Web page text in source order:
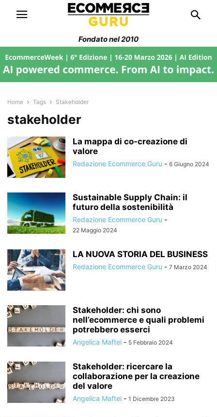
Fondato nel 2010
Home Tags Stakeholder
stakeholder
La mappa di co-creazione di
valore
Redazione Ecommerce Guru - 6 Giugno 2024
Sustainable Supply Chain: il
futuro della sostenibilità
Redazione Ecommerce Guru -
22 Maggio 2024
LA NUOVA STORIA DEL BUSINESS
Redazione Ecommerce Guru - 7 Marzo 2024
Stakeholder: chi sono
nell’ecommerce e quali problemi
potrebbero esserci
Angelica Maftei - 5 Febbraio 2024
Stakeholder: ricercare la
collaborazione per la creazione
del valore
Angelica Maftei - 1 Dicembre 2023